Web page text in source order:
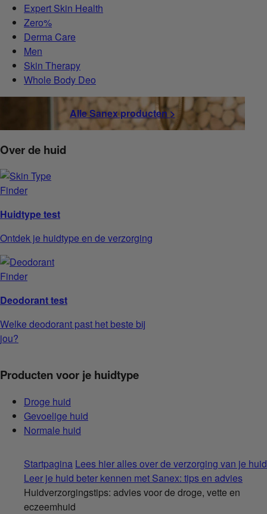
Expert Skin Health
Zero%
Derma Care
Men
Skin Therapy
Whole Body Deo
Alle Sanex producten >
Over de huid
Huidtype test
Ontdek je huidtype en de verzorging
Deodorant test
Welke deodorant past het beste bij
jou?
Producten voor je huidtype
Droge huid
Gevoelige huid
Normale huid
Startpagina Lees hier alles over de verzorging van je huid
Leer je huid beter kennen met Sanex: tips en advies
Huidverzorgingstips: advies voor de droge, vette en
eczeemhuid